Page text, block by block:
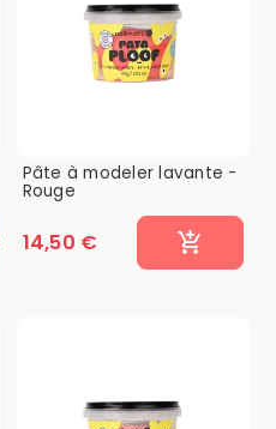
Pâte à modeler lavante -
Rouge
14,50 €